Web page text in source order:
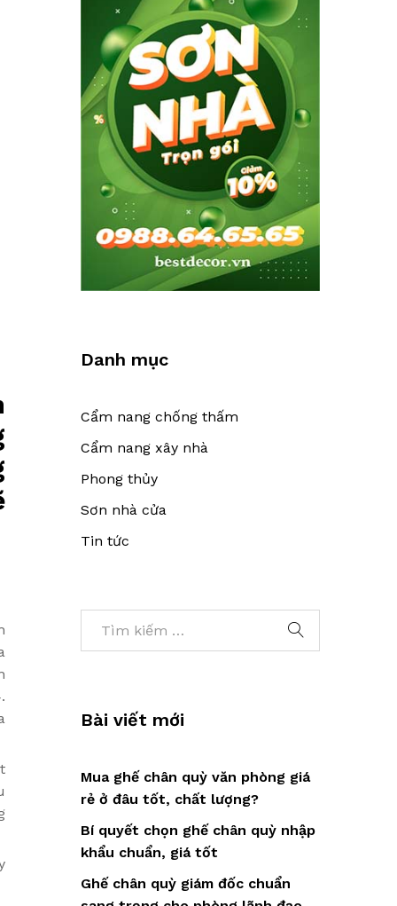
Danh mục
Cẩm nang chống thấm
Cẩm nang xây nhà
Phong thủy
Sơn nhà cửa
Tin tức
Bài viết mới
Mua ghế chân quỳ văn phòng giá
rẻ ở đâu tốt, chất lượng?
Bí quyết chọn ghế chân quỳ nhập
khẩu chuẩn, giá tốt
Ghế chân quỳ giám đốc chuẩn